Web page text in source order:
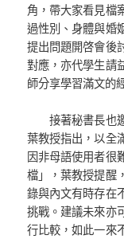
角，帶大家看見檔
過性別、身體與婚
提出問題開啓會後
對應，亦代學生請
師分享學習滿文的
接著秘書長也邀
葉教授指出，以全
因非母語使用者很
檔」，葉教授提醒
錄與內文有時存在
挑戰。建議未來亦
行比較，如此一來